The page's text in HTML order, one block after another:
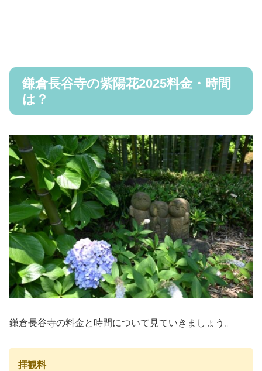
鎌倉長谷寺の紫陽花2025料金・時間
は？
鎌倉長谷寺の料金と時間について見ていきましょう。
拝観料